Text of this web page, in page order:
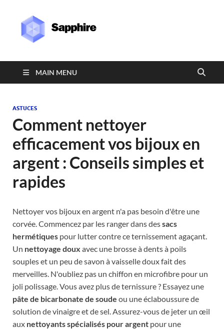
MAIN MENU
ASTUCES
Comment nettoyer
efficacement vos bijoux en
argent : Conseils simples et
rapides
Nettoyer vos bijoux en argent n'a pas besoin d'être une
corvée. Commencez par les ranger dans dessacs
hermétiques pour lutter contre ce ternissement agaçant.
Un nettoyage doux avec une brosse à dents à poils
souples et un peu de savon à vaisselle doux fait des
merveilles. N'oubliez pas un chiffon en microfibre pour un
joli polissage. Vous avez plus de ternissure ? Essayez une
pâte de bicarbonate de soude ou une éclaboussure de
solution de vinaigre et de sel. Assurez-vous de jeter un œil
aux nettoyants spécialisés pour argent pour une